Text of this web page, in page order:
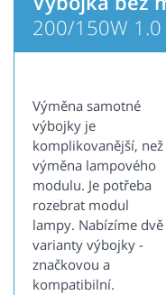
200/150W 1.0
Výměna samotné
výbojky je
komplikovanější, než
výměna lampového
modulu. Je potřeba
rozebrat modul
lampy. Nabízíme dvě
varianty výbojky -
značkovou a
kompatibilní.